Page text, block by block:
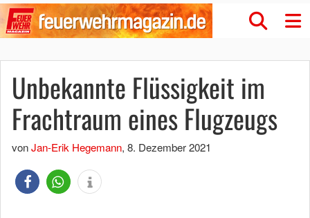
Unbekannte Flüssigkeit im
Frachtraum eines Flugzeugs
vonJan-Erik Hegemann, 8. Dezember 2021